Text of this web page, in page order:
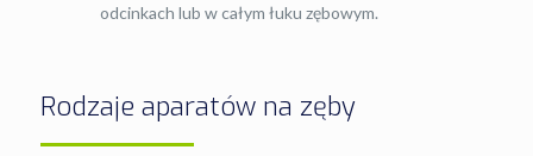
odcinkach lub w całym łuku zębowym.
Rodzaje aparatów na zęby